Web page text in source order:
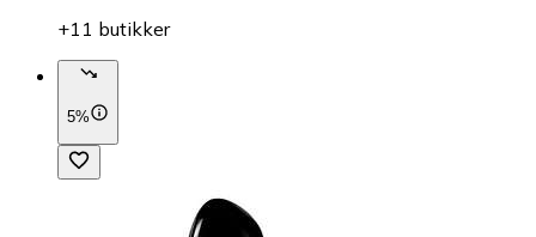
+11 butikker
5%